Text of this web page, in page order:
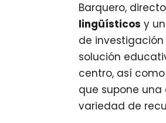
Barquero,
lingüísticos y
de
solución
centro, así
que supone
variedad de